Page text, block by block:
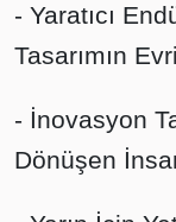
- Yaratıcı
Tasarımın
- İnovasyon
Dönüşen